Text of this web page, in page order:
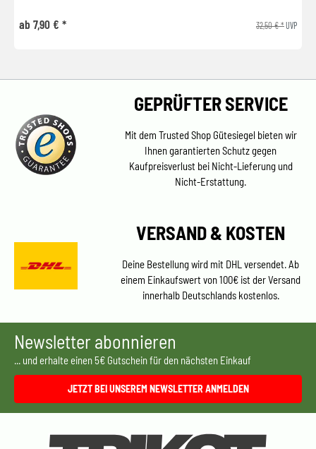
ab 7,90 € * 32,50 € *UVP
GEPRÜFTER SERVICE
Mit dem Trusted Shop Gütesiegel bieten wir
Ihnen garantierten Schutz gegen
Kaufpreisverlust bei Nicht-Lieferung und
Nicht-Erstattung.
VERSAND & KOSTEN
Deine Bestellung wird mit DHL versendet. Ab
einem Einkaufswert von 100€ ist der Versand
innerhalb Deutschlands kostenlos.
Newsletter abonnieren
... und erhalte einen 5€ Gutschein für den nächsten Einkauf
JETZT BEI UNSEREM NEWSLETTER ANMELDEN